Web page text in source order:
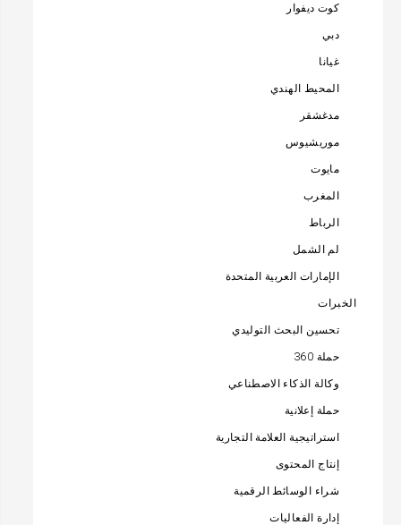
كوت ديفوار
دبي
غيانا
المحيط الهندي
مدغشقر
موريشيوس
مايوت
المغرب
الرباط
لم الشمل
الإمارات العربية المتحدة
الخبرات
تحسين البحث التوليدي
حملة 360
وكالة الذكاء الاصطناعي
حملة إعلانية
استراتيجية العلامة التجارية
إنتاج المحتوى
شراء الوسائط الرقمية
إدارة الفعاليات